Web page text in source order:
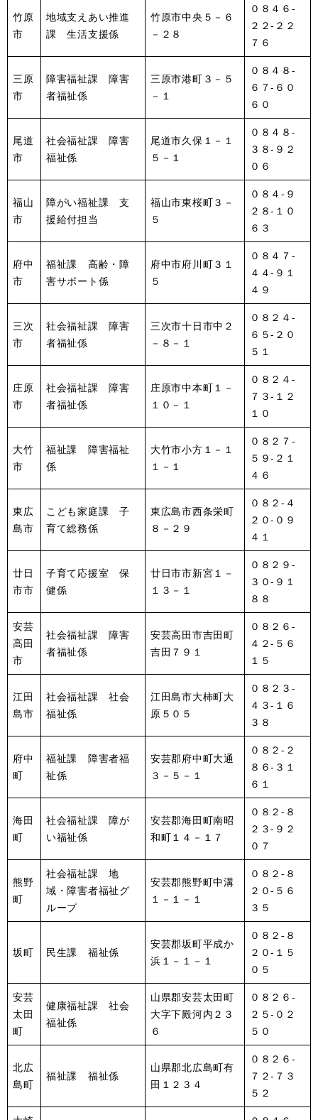
竹原
市
地域支えあい推進
課 生活支援係
竹原市中央５－６
－２８
０８４６‐
２２‐２２
７６
三原
市
障害福祉課 障害
者福祉係
三原市港町３－５
－１
０８４８‐
６７‐６０
６０
尾道
市
社会福祉課 障害
福祉係
尾道市久保１－１
５－１
０８４８-
３８-９２
０６
福山
市
障がい福祉課 支
援給付担当
福山市東桜町３－
５
０８４-９
２８-１０
６３
府中
市
福祉課 高齢・障
害サポート係
府中市府川町３１
５
０８４７-
４４-９１
４９
三次
市
社会福祉課 障害
者福祉係
三次市十日市中２
－８－１
０８２４-
６５-２０
５１
庄原
市
社会福祉課 障害
者福祉係
庄原市中本町１－
１０－１
０８２４-
７３-１２
１０
大竹
市
福祉課 障害福祉
係
大竹市小方１－１
１－１
０８２７-
５９-２１
４６
東広
島市
こども家庭課 子
育て総務係
東広島市西条栄町
８－２９
０８２-４
２０-０９
４１
廿日
市市
子育て応援室 保
健係
廿日市市新宮１－
１３－１
０８２９-
３０-９１
８８
安芸
高田
市
社会福祉課 障害
者福祉係
安芸高田市吉田町
吉田７９１
０８２６-
４２-５６
１５
江田
島市
社会福祉課 社会
福祉係
江田島市大柿町大
原５０５
０８２３-
４３-１６
３８
府中
町
福祉課 障害者福
祉係
安芸郡府中町大通
３－５－１
０８２-２
８６-３１
６１
海田
町
社会福祉課 障が
い福祉係
安芸郡海田町南昭
和町１４－１７
０８２-８
２３-９２
０７
熊野
町
社会福祉課 地
域・障害者福祉グ
ループ
安芸郡熊野町中溝
１－１－１
０８２-８
２０-５６
３５
坂町 民生課 福祉係
安芸郡坂町平成か
浜１－１－１
０８２-８
２０-１５
０５
安芸
太田
町
健康福祉課 社会
福祉係
山県郡安芸太田町
大字下殿河内２３
６
０８２６-
２５-０２
５０
北広
島町
福祉課 福祉係
山県郡北広島町有
田１２３４
０８２６-
７２-７３
５２